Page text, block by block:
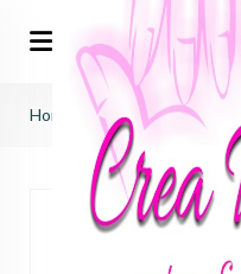
Home black by vanessa